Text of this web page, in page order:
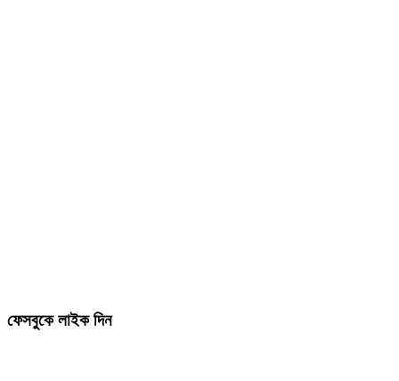
ফেসবুকে লাইক দিন